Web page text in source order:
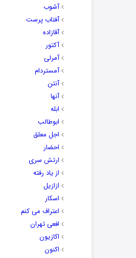
آشوب
آفتاب پرست
آقازاده
آکتور
آمرلی
آمستردام
آنتن
آنها
ابله
ابوطالب
اجل معلق
احضار
ارتش سری
از یاد رفته
ازازیل
اسکار
اعتراف می کنم
افعی تهران
اکازیون
اکنون